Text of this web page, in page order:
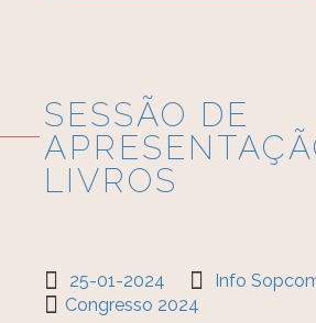
SESSÃO DE
LIVROS
25-01-2024 Info
Congresso 2024